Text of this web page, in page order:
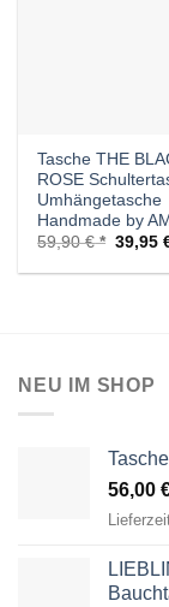
Tasche THE
ROSE
Umhängetasche
Handmade by
59,90€
war:
39,95
NEU IM SHOP
56,00